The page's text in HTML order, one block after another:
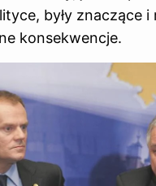
były znaczące i
konsekwencje.